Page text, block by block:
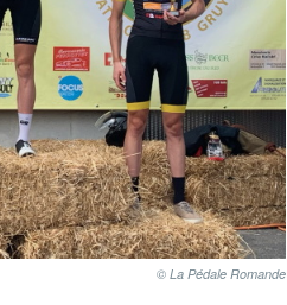
© La Pédale Romande